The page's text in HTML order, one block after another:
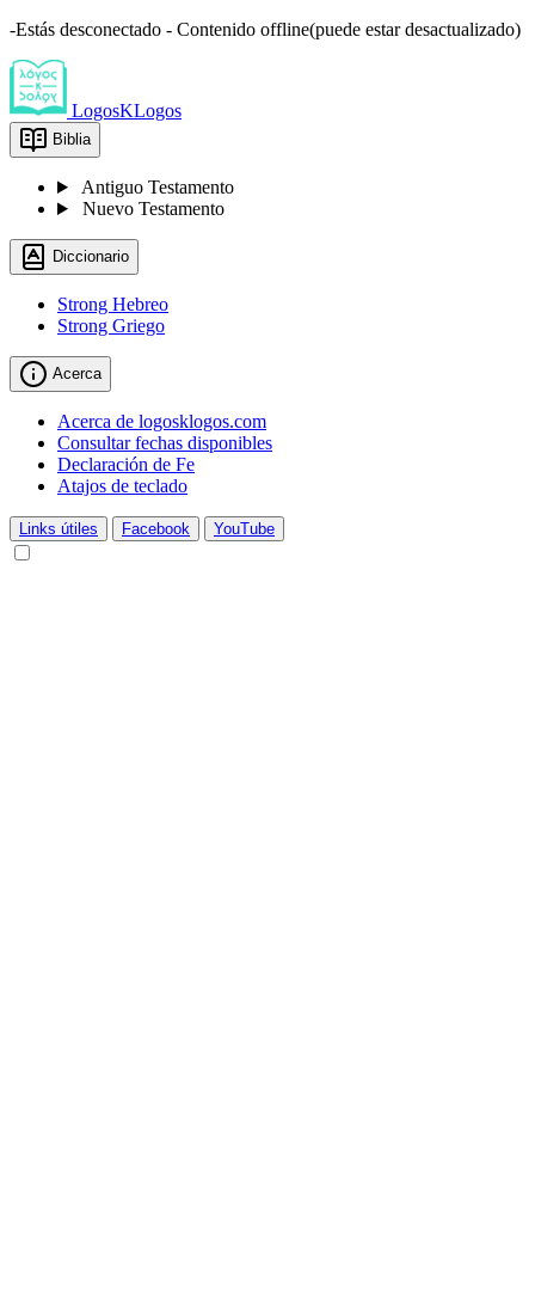
-Estás desconectado - Contenido offline(puede estar desactualizado)
LogosKLogos
Biblia
Antiguo Testamento
Nuevo Testamento
Diccionario
Strong Hebreo
Strong Griego
Acerca
Acerca de logosklogos.com
Consultar fechas disponibles
Declaración de Fe
Atajos de teclado
Links útiles Facebook YouTube